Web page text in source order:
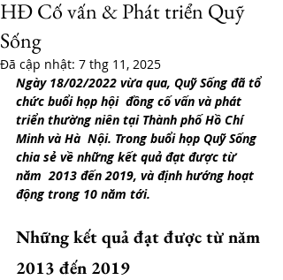
HĐ Cố vấn & Phát triển Quỹ
Sống
Đã cập nhật: 7 thg 11, 2025
Ngày 18/02/2022 vừa qua, Quỹ Sống đã tổ
chức buổi họp hội  đồng cố vấn và phát
triển thường niên tại Thành phố Hồ Chí
Minh và Hà  Nội. Trong buổi họp Quỹ Sống
chia sẻ về những kết quả đạt được từ
năm  2013 đến 2019, và định hướng hoạt
động trong 10 năm tới.
Những kết quả đạt được từ năm
2013 đến 2019